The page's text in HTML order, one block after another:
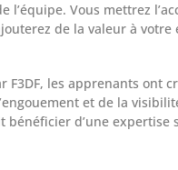
l’équipe. Vous mettrez
de la valeur à votre
F3DF, les apprenants ont
et de la
bénéficier d’une expertise